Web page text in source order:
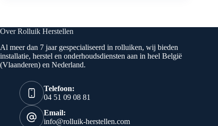
Over Rolluik Herstellen
Al meer dan 7 jaar gespecialiseerd in rolluiken, wij bieden
installatie, herstel en onderhoudsdiensten aan in heel België
(Vlaanderen) en Nederland.
Telefoon:
04 51 09 08 81
Email:
info@rolluik-herstellen.com